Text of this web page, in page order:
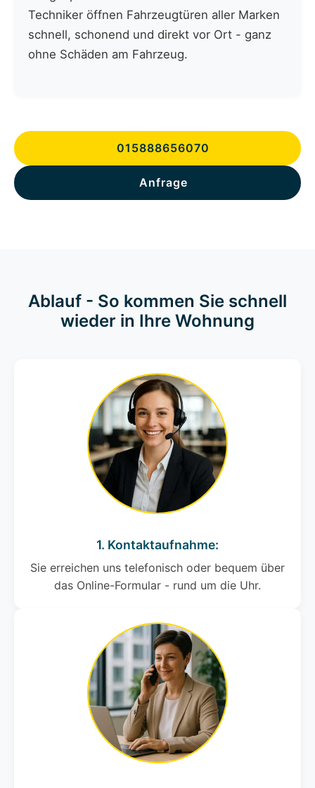
Techniker öffnen Fahrzeugtüren aller Marken
schnell, schonend und direkt vor Ort - ganz
ohne Schäden am Fahrzeug.
015888656070
Anfrage
Ablauf - So kommen Sie schnell
wieder in Ihre Wohnung
1. Kontaktaufnahme:
Sie erreichen uns telefonisch oder bequem über
das Online-Formular - rund um die Uhr.